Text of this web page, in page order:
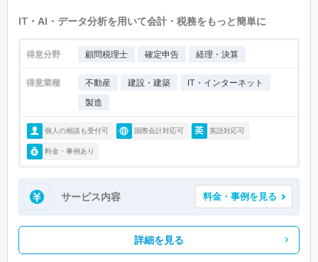
IT・AI・データ分析を用いて会計・税務をもっと簡単に
得意分野 顧問税理士 確定申告 経理・決算
得意業種 不動産 建設・建築
IT・インターネット
製造
個人の相談も受付可 国際会計対応可 英語対応可
料金・事例あり
サービス内容 料金・事例を見る
詳細を見る